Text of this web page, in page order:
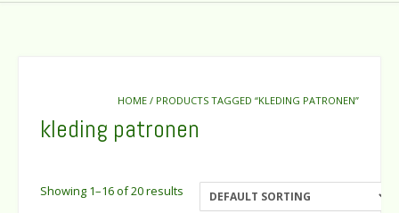
HOME / PRODUCTS TAGGED “KLEDING PATRONEN”
kleding patronen
Showing 1–16 of 20 results